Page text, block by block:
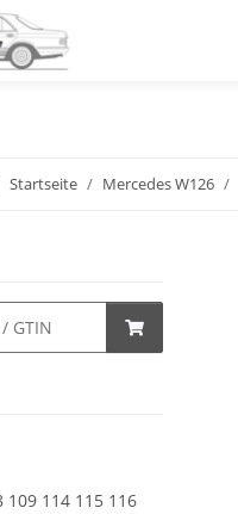
Startseite Mercedes W126
109 114 115 116